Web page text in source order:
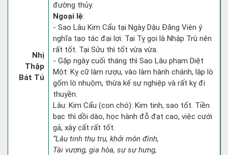
Nhị
Thập
Bát Tú
đường thủy.
Ngoại lệ:
- Sao Lâu Kim Cẩu tại Ngày Dậu Đăng Viên ý
nghĩa tạo tác đại lợi. Tại Tỵ gọi là Nhập Trù nên
rất tốt. Tại Sửu thì tốt vừa vừa.
- Gặp ngày cuối tháng thì Sao Lâu phạm Diệt
Một: Kỵ cữ làm rượu, vào làm hành chánh, lập lò
gốm lò nhuộm, thừa kế sự nghiệp và rất kỵ đi
thuyền.
Lâu: Kim Cẩu (con chó): Kim tinh, sao tốt. Tiền
bạc thì dồi dào, học hành đỗ đạt cao, việc cưới
gả, xây cất rất tốt.
“Lâu tinh thụ trụ, khởi môn đình,
Tài vượng, gia hòa, sự sự hưng,